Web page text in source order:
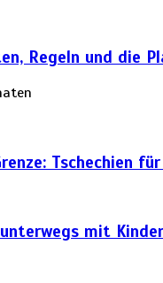
Regeln und die
Tschechien
mit